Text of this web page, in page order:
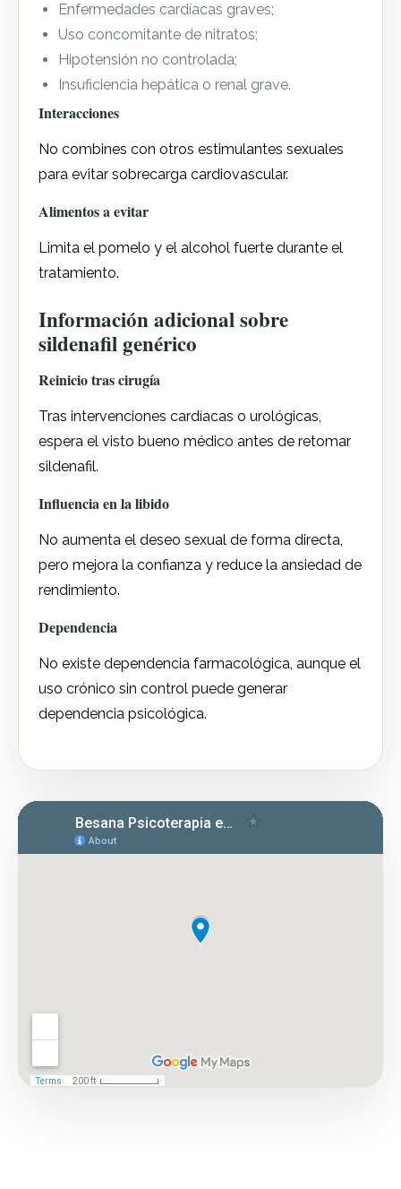
Enfermedades cardíacas graves;
Uso concomitante de nitratos;
Hipotensión no controlada;
Insuficiencia hepática o renal grave.
Interacciones
No combines con otros estimulantes sexuales
para evitar sobrecarga cardiovascular.
Alimentos a evitar
Limita el pomelo y el alcohol fuerte durante el
tratamiento.
Información adicional sobre
sildenafil genérico
Reinicio tras cirugía
Tras intervenciones cardíacas o urológicas,
espera el visto bueno médico antes de retomar
sildenafil.
Influencia en la libido
No aumenta el deseo sexual de forma directa,
pero mejora la confianza y reduce la ansiedad de
rendimiento.
Dependencia
No existe dependencia farmacológica, aunque el
uso crónico sin control puede generar
dependencia psicológica.